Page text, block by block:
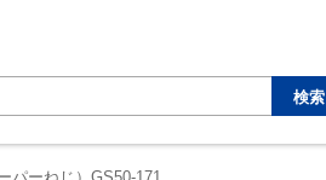
検索
パーねじ）GS50-171